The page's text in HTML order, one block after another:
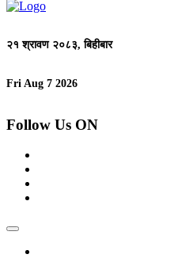
२१ श्रावण २०८३, बिहीबार
Fri Aug 7 2026
Follow Us ON